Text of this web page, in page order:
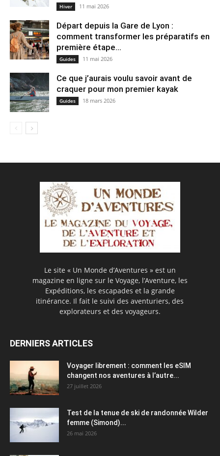
Hiver 11 mai 2026
Départ depuis la Gare de Lyon :
comment transformer les préparatifs en
pre⁠mière étape...
Guides 11 mai 2026
Ce que j’aurais voulu savoir avant de
craquer pour mon premier kayak
Guides 18 mars 2026
Le site « Un Monde d’Aventures » est un
magazine en ligne sur le Voyage, l’Aventure, les
Expéditions, les escapades et la grande
itinérance. Il fait le suivi des aventuriers, des
explorateurs et des voyageurs.
DERNIERS ARTICLES
Voyager librement : comment les eSIM
changent nos aventures à l’autre...
27 juillet 2026
Test de la tenue de ski de randonnée Wilder
femme (Simond)...
26 mai 2026